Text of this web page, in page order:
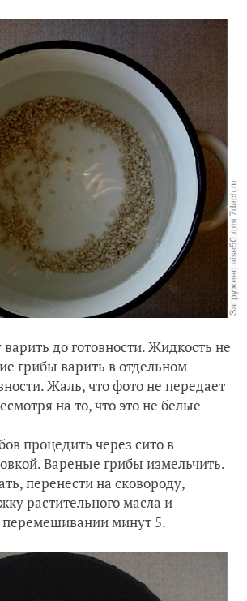
до готовности. Жидкость не
грибы варить в отдельном
Жаль, что фото не передает
на то, что это не белые
процедить через сито в
Вареные грибы измельчить.
перенести на сковороду,
растительного масла и
перемешивании минут 5.